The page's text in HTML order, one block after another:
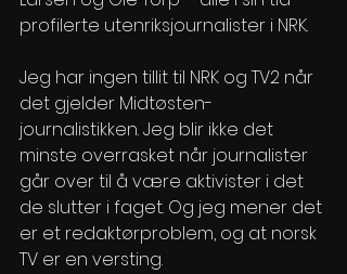
profilerte utenriksjournalister i NRK.
Jeg har ingen tillit til NRK og TV2 når
det gjelder Midtøsten-
journalistikken. Jeg blir ikke det
minste overrasket når journalister
går over til å være aktivister i det
de slutter i faget. Og jeg mener det
er et redaktørproblem, og at norsk
TV er en versting.